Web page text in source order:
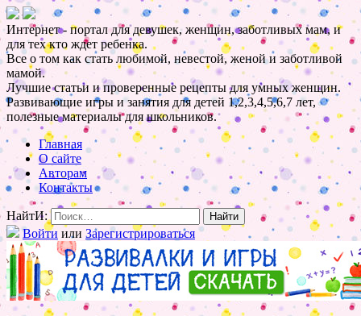
Интернет - портал для девушек, женщин, заботливых мам, и
для тех кто ждет ребенка.
Все о том как стать любимой, невестой, женой и заботливой
мамой.
Лучшие статьи и проверенные рецепты для умных женщин.
Развивающие игры и занятия для детей 1,2,3,4,5,6,7 лет,
полезные материалы для школьников.
Главная
О сайте
Авторам
Контакты
НайтИ:
Войти или Зарегистрироваться